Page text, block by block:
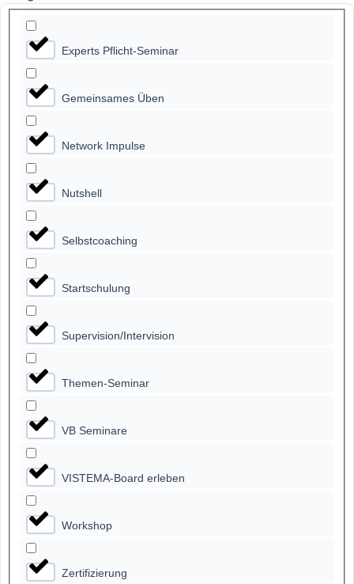
Experts Pflicht-Seminar
Gemeinsames Üben
Network Impulse
Nutshell
Selbstcoaching
Startschulung
Supervision/Intervision
Themen-Seminar
VB Seminare
VISTEMA-Board erleben
Workshop
Zertifizierung